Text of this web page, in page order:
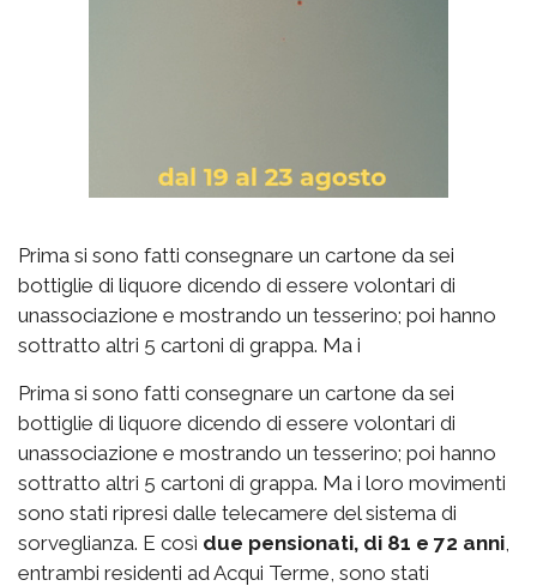
Prima si sono fatti consegnare un cartone da sei
bottiglie di liquore dicendo di essere volontari di
unassociazione e mostrando un tesserino; poi hanno
sottratto altri 5 cartoni di grappa. Ma i
Prima si sono fatti consegnare un cartone da sei
bottiglie di liquore dicendo di essere volontari di
unassociazione e mostrando un tesserino; poi hanno
sottratto altri 5 cartoni di grappa. Ma i loro movimenti
sono stati ripresi dalle telecamere del sistema di
sorveglianza. E così due pensionati, di 81 e 72 anni
entrambi residenti ad Acqui Terme, sono stati